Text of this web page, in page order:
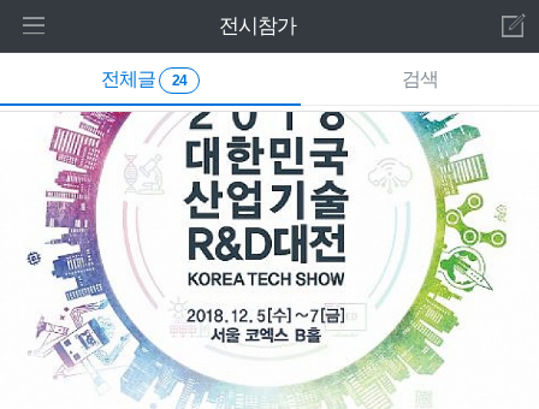
로그인 하세요
주요제품
기타제품
웹서비스
고객센터
설치사례
새 알림
내 알림을 확인하기 위해서는 로그인이 필요합
니다.
로그인 하기
전시참가
전체글 24 검색